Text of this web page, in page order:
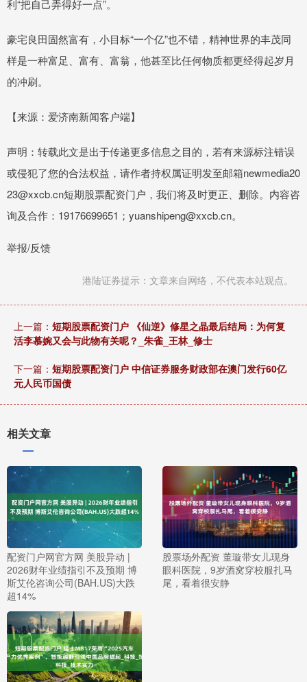
利“把自己弄得好一点”。
豪宅良田固然富有，小目标“一个亿”也不错，精神世界的丰茂同
样是一种富足、富有、富翁，他甚至比任何物质都更经得起岁月
的冲刷。
【来源：爱济南新闻客户端】
声明：转载此文是出于传递更多信息之目的，若有来源标注错误
或侵犯了您的合法权益，请作者持权属证明发至邮箱newmedia20
23@xxcb.cn短期股票配资门户，我们将及时更正、删除。内容咨
询及合作：19176699651；yuanshipeng@xxcb.cn。
举报/反馈
港陆证券提示：文章来自网络，不代表本站观点。
上一篇： 短期股票配资门户 《仙逆》修星之晶最后结局：为何复
活李慕婉又会与此物有关呢？_朱雀_王林_修士
下一篇： 短期股票配资门户 中信证券服务财政部在澳门发行60亿
元人民币国债
相关文章
配资门户网官方网 美股异动 |
2026财年业绩指引不及预期 博
斯艾伦咨询公司(BAH.US)大跌
超14%
股票场外配资 董璇带女儿现身
眼科医院，9岁酒窝穿校服扎马
尾，看着很安静